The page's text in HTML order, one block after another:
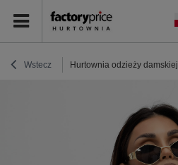
Wstecz Hurtownia odzieży damskiej